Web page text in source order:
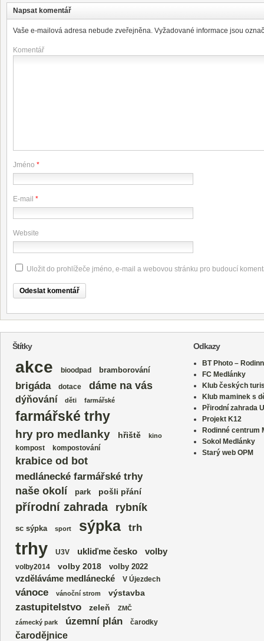
Napsat komentář
Vaše e-mailová adresa nebude zveřejněna. Vyžadované informace jsou
Komentář
Jméno *
E-mail *
Website
Uložit do prohlížeče jméno, e-mail a webovou stránku pro budoucí
Štítky
akce bioodpad bramborování
brigáda dotace dáme na vás
dýňování děti farmářské
farmářské trhy
hry pro medlanky hřiště kino
kompost kompostování
krabice od bot
medlánecké farmářské trhy
naše okolí
park pošli přání
přírodní zahrada rybník
sc sýpka sport sýpka trh
trhy U3V ukliďme česko volby
volby2014 volby 2018 volby 2022
vzděláváme medlánecké V Újezdech
vánoce vánoční strom výstavba
zastupitelstvo zeleň
ZMČ
zámecký park
územní plán čarodky
čarodějnice
Odkazy
BT Photo –
FC Medlánky
Klub českých
Klub maminek s
Přirodní zahrada
Projekt K12
Rodinné centrum
Sokol Medlánky
Starý web OPM